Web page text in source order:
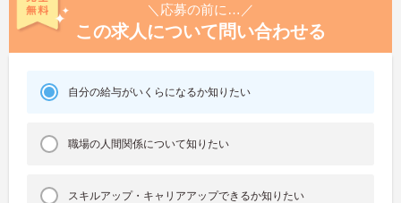
＼応募の前に…／
この求人について問い合わせる
自分の給与がいくらになるか知りたい
職場の人間関係について知りたい
スキルアップ・キャリアアップできるか知りたい